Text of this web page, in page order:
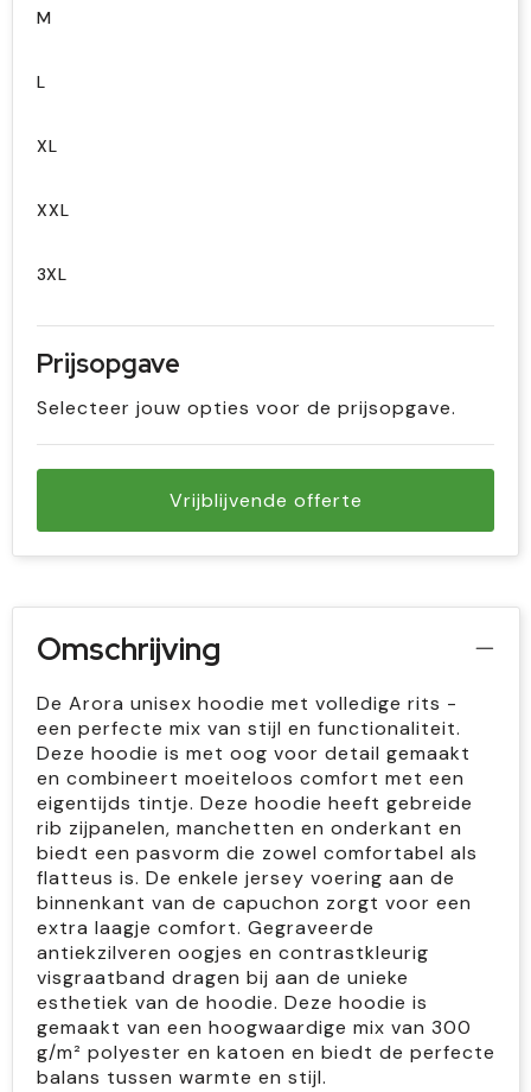
M
L
XL
XXL
3XL
Prijsopgave
Selecteer jouw opties voor de prijsopgave.
Vrijblijvende offerte
Omschrijving
De Arora unisex hoodie met volledige rits -
een perfecte mix van stijl en functionaliteit.
Deze hoodie is met oog voor detail gemaakt
en combineert moeiteloos comfort met een
eigentijds tintje. Deze hoodie heeft gebreide
rib zijpanelen, manchetten en onderkant en
biedt een pasvorm die zowel comfortabel als
flatteus is. De enkele jersey voering aan de
binnenkant van de capuchon zorgt voor een
extra laagje comfort. Gegraveerde
antiekzilveren oogjes en contrastkleurig
visgraatband dragen bij aan de unieke
esthetiek van de hoodie. Deze hoodie is
gemaakt van een hoogwaardige mix van 300
g/m² polyester en katoen en biedt de perfecte
balans tussen warmte en stijl.